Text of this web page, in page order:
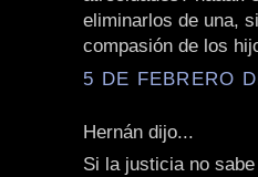
eliminarlos de una,
compasión de los
5 DE FEBRERO
Hernán dijo...
Si la justicia no